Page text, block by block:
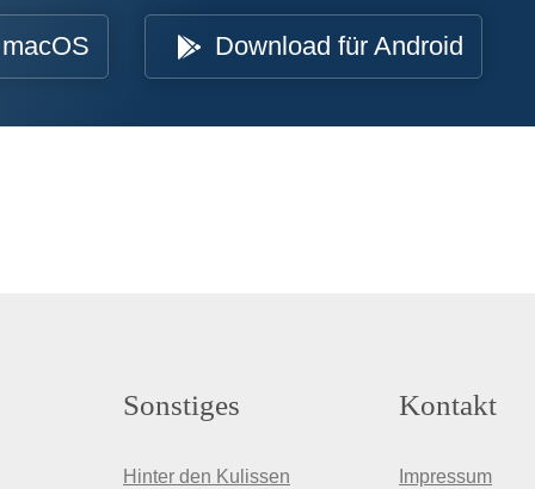
Download für Android
Sonstiges
Hinter den Kulissen
Kontakt
Impressum